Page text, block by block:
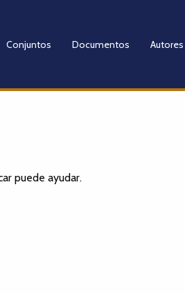
Conjuntos Documentos Autores
puede ayudar.